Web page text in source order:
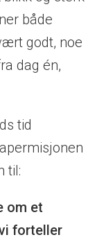
både
godt, noe
dag én,
tid
til:
om et
forteller